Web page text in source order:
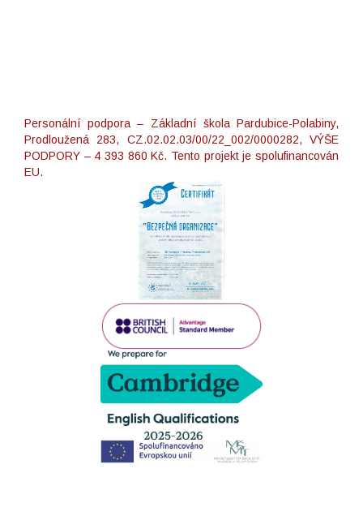
Personální podpora – Základní škola Pardubice-Polabiny,
Prodloužená 283, CZ.02.02.03/00/22_002/0000282, VÝŠE
PODPORY – 4 393 860 Kč. Tento projekt je spolufinancován
EU.